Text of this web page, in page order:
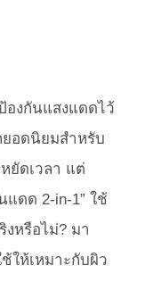
งกันแสงแดดไว้
ยอดนิยมสำหรับ
ยัดเวลา แต่
ดด 2-in-1” ใช้
หรือไม่? มา
ให้เหมาะกับผิว